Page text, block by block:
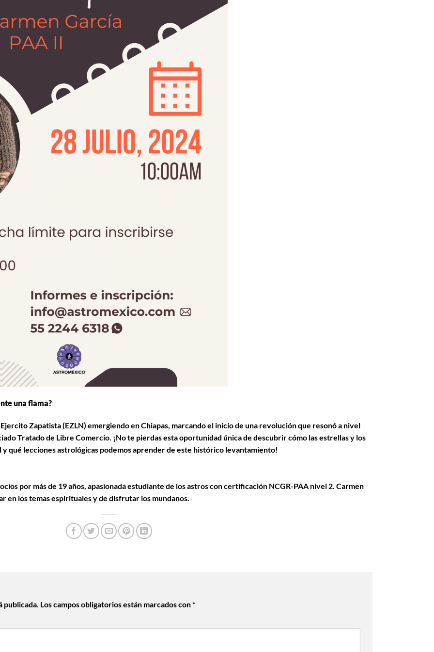
una flama?
Zapatista (EZLN) emergiendo en Chiapas, marcando el inicio de una revolución que resonó a nivel
Tratado de Libre Comercio. ¡No te pierdas esta oportunidad única de descubrir cómo las estrellas y los
qué lecciones astrológicas podemos aprender de este histórico levantamiento!
por más de 19 años, apasionada estudiante de los astros con certificación NCGR-PAA nivel 2. Carmen
en los temas espirituales y de disfrutar los mundanos.
publicada. Los campos obligatorios están marcados con*